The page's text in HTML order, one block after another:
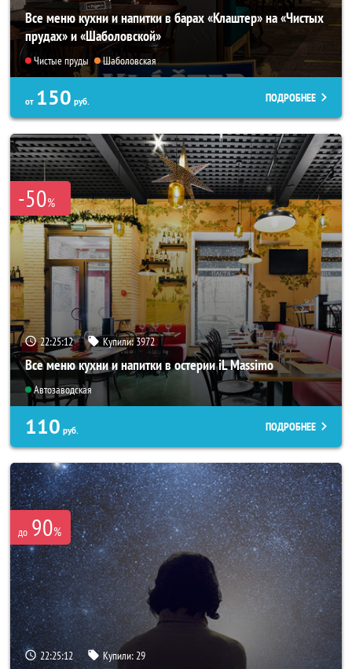
Все меню кухни и напитки в барах «Клаштер» на «Чистых
прудах» и «Шаболовской»
Чистые пруды Шаболовская
от 150 руб. ПОДРОБНЕЕ
-50%
22:25:08 Купили:3972
Все меню кухни и напитки в остерии iL Massimo
Автозаводская
110 руб. ПОДРОБНЕЕ
до 90%
22:25:08 Купили:29